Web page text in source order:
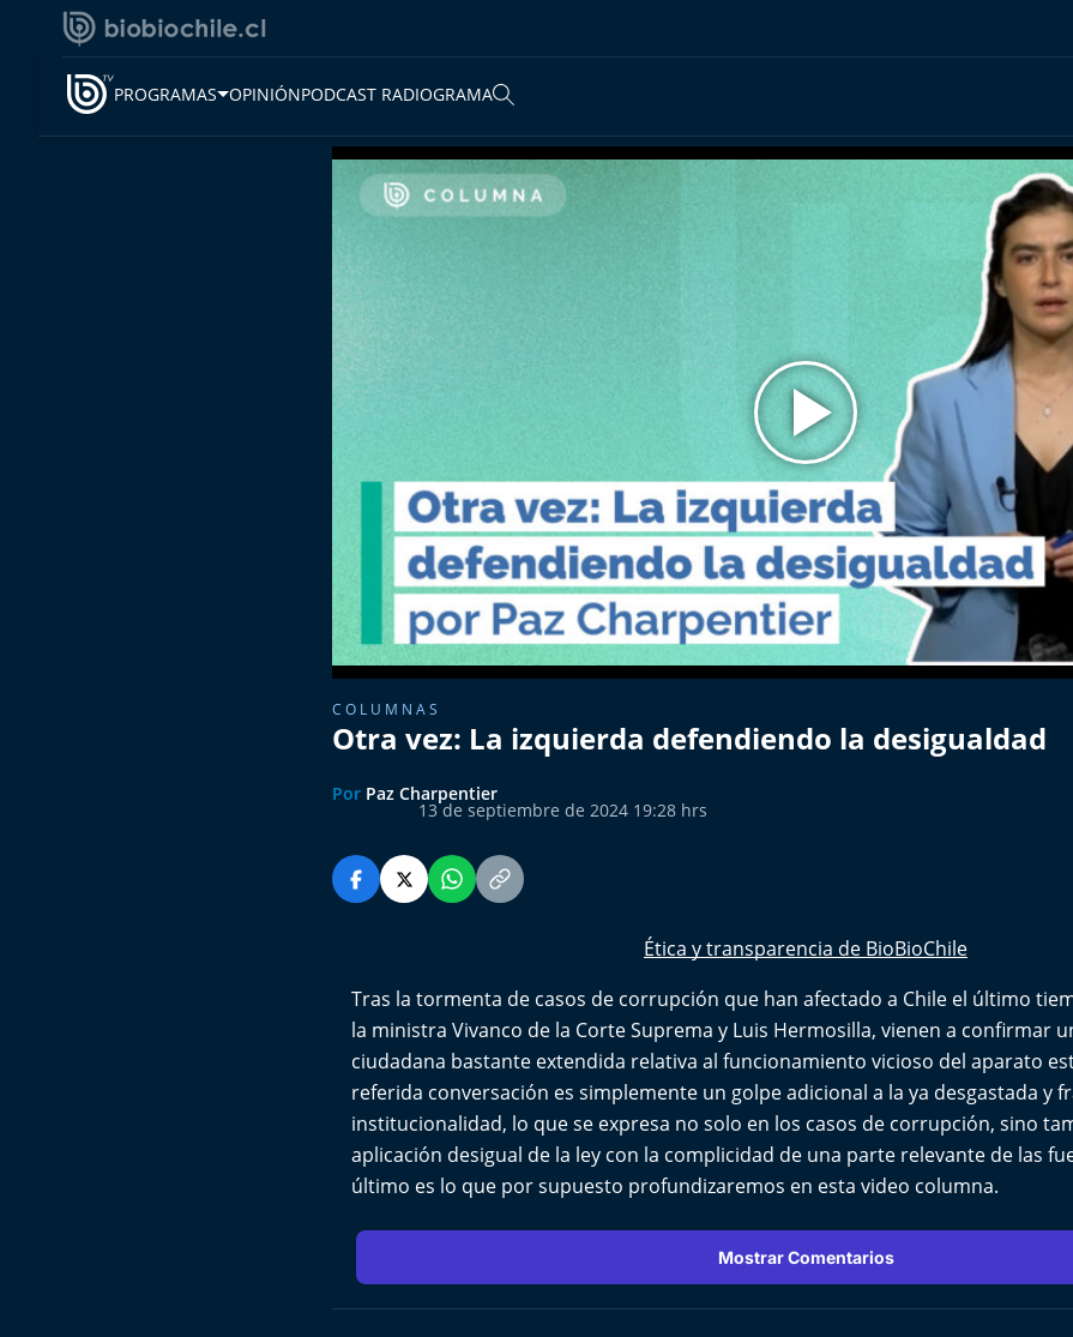
PROGRAMAS OPINIÓNPODCAST RADIOGRAMA
COLUMNAS
Otra vez: La izquierda defendiendo la desigualdad
Por Paz Charpentier
13 de septiembre de 2024 19:28 hrs
Ética y transparencia de BioBioChile
Tras la tormenta de casos de corrupción que han afectado a Chile el último
la ministra Vivanco de la Corte Suprema y Luis Hermosilla, vienen a confirmar
ciudadana bastante extendida relativa al funcionamiento vicioso del aparato
referida conversación es simplemente un golpe adicional a la ya desgastada y
institucionalidad, lo que se expresa no solo en los casos de corrupción, sino
aplicación desigual de la ley con la complicidad de una parte relevante de las
último es lo que por supuesto profundizaremos en esta video columna.
Mostrar Comentarios